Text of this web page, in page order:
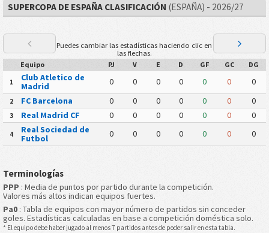
SUPERCOPA DE ESPAÑA CLASIFICACIÓN (ESPAÑA) - 2026/27
Puedes cambiar las estadísticas haciendo clic en
las flechas.
Equipo
PJ V E D GF GC DG
1
Club Atletico de
Madrid
0 0 0 0 0 0 0
2 FC Barcelona 0 0 0 0 0 0 0
3 Real Madrid CF 0 0 0 0 0 0 0
4
Real Sociedad de
Futbol
0 0 0 0 0 0 0
Terminologías
PPP : Media de puntos por partido durante la competición.
Valores más altos indican equipos fuertes.
Pa0 : Tabla de equipos con mayor número de partidos sin conceder
goles. Estadísticas calculadas en base a competición doméstica solo.
* El equipo debe haber jugado al menos 7 partidos antes de poder salir en esta tabla.